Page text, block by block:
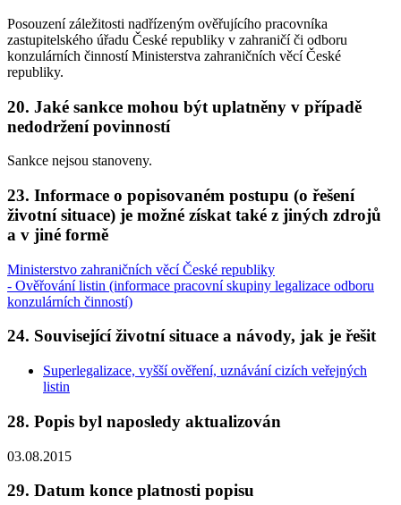
Posouzení záležitosti nadřízeným ověřujícího pracovníka
zastupitelského úřadu České republiky v zahraničí či odboru
konzulárních činností Ministerstva zahraničních věcí České
republiky.
20. Jaké sankce mohou být uplatněny v případě
nedodržení povinností
Sankce nejsou stanoveny.
23. Informace o popisovaném postupu (o řešení
životní situace) je možné získat také z jiných zdrojů
a v jiné formě
Ministerstvo zahraničních věcí České republiky
- Ověřování listin (informace pracovní skupiny legalizace odboru
konzulárních činností)
24. Související životní situace a návody, jak je řešit
Superlegalizace, vyšší ověření, uznávání cizích veřejných
listin
28. Popis byl naposledy aktualizován
03.08.2015
29. Datum konce platnosti popisu